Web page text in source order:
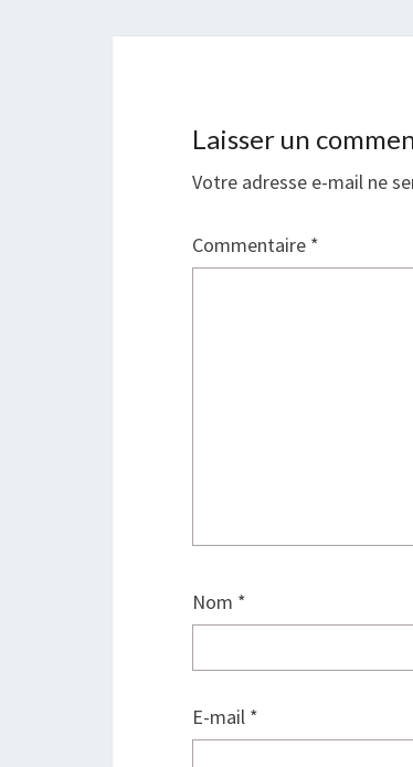
Laisser un
Votre adresse e-mail ne
Commentaire *
Nom *
E-mail *